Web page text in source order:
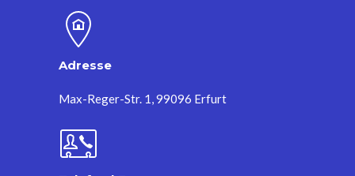
Adresse
Max-Reger-Str. 1, 99096 Erfurt